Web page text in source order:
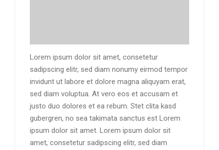
Lorem ipsum dolor sit amet, consetetur
sadipscing elitr, sed diam nonumy eirmod tempor
invidunt ut labore et dolore magna aliquyam erat,
sed diam voluptua. At vero eos et accusam et
justo duo dolores et ea rebum. Stet clita kasd
gubergren, no sea takimata sanctus est Lorem
ipsum dolor sit amet. Lorem ipsum dolor sit
amet, consetetur sadipscing elitr, sed diam